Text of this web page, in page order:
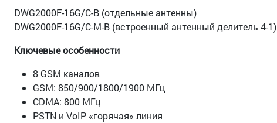
DWG2000F-16G/C-В (отдельные антенны)
DWG2000F-16G/C-M-В (встроенный антенный делитель 4-1)
Ключевые особенности
8 GSM каналов
GSM: 850/900/1800/1900 МГц
CDMA: 800 МГц
PSTN и VoIP «горячая» линия